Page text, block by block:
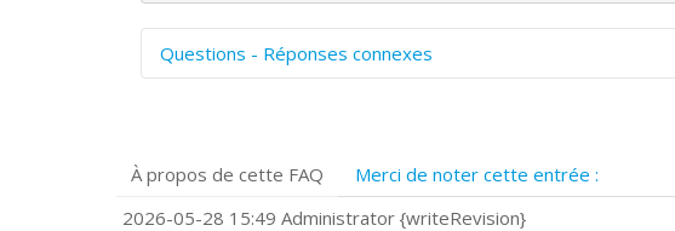
Questions - Réponses connexes
Quels navigateurs web sont supportés ?
Comment installer Google Chrome ?
À propos de cette FAQ
Merci de noter cette entrée :
2026-05-28 15:49 Administrator {writeRevision}